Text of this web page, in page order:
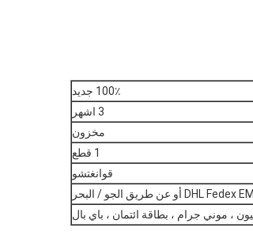
100٪ جديد
3 اشهر
مخزون
1 قطع
قوانغتشو
، موني جرام ، بطاقة ائتمان ، باي بال